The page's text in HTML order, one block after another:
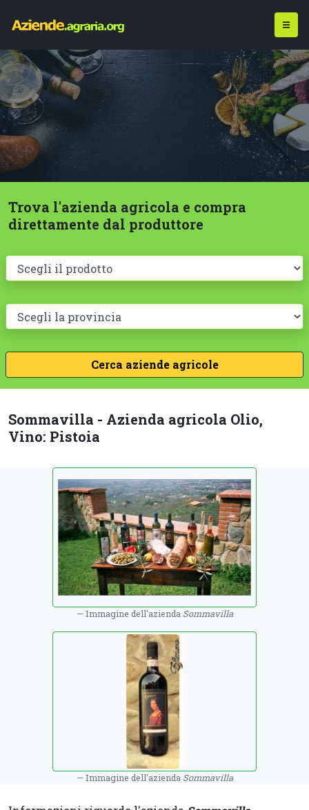
Trova l'azienda agricola e compra
direttamente dal produttore
Sommavilla - Azienda agricola Olio,
Vino: Pistoia
Immagine dell'azienda Sommavilla
Immagine dell'azienda Sommavilla